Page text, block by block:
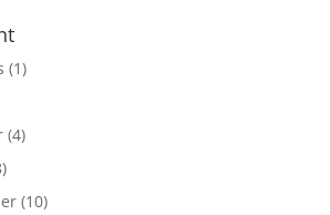
(1)
(4)
(10)